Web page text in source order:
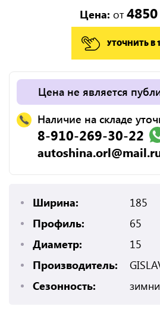
Цена: от4850
УТОЧНИТЬ В
Цена не является
Наличие на складе
8-910-269-30-22
Ширина:
185
Профиль:
65
Диаметр:
15
Производитель:
Сезонность: